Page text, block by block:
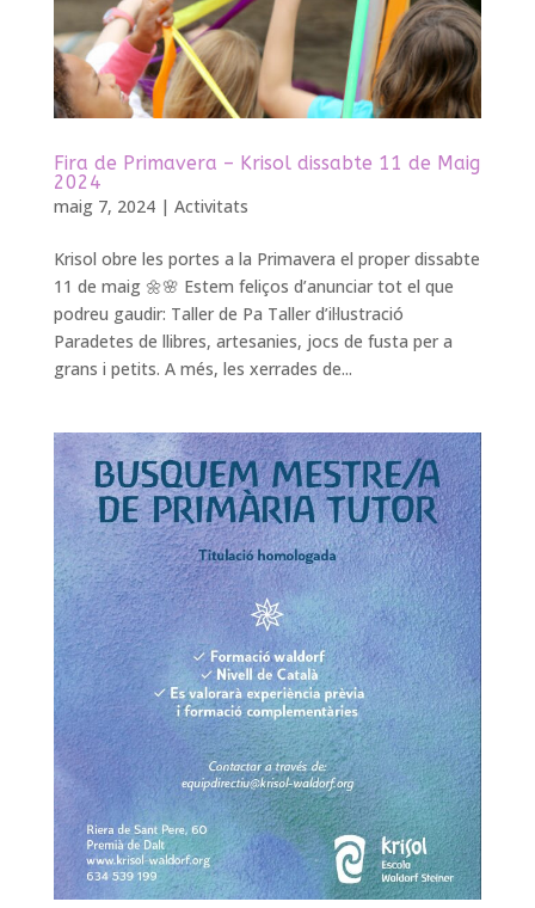
Fira de Primavera – Krisol dissabte 11 de Maig
2024
maig 7, 2024| Activitats
Krisol obre les portes a la Primavera el proper dissabte
11 de maig 🌼🌸 Estem feliços d’anunciar tot el que
podreu gaudir: Taller de Pa Taller d’il·lustració
Paradetes de llibres, artesanies, jocs de fusta per a
grans i petits. A més, les xerrades de...